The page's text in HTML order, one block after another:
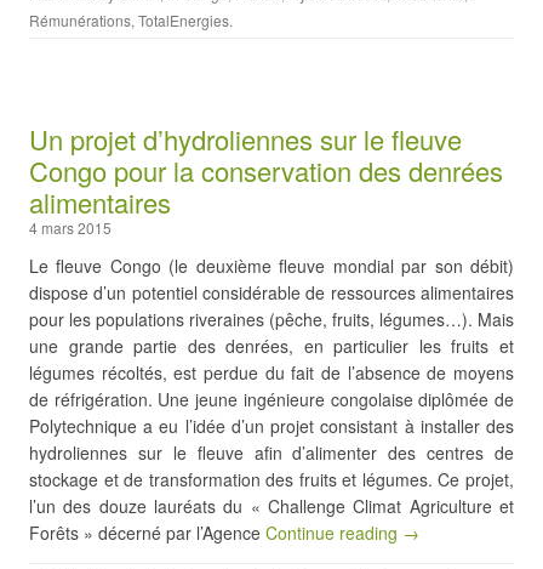
Rémunérations, TotalEnergies.
Un projet d’hydroliennes sur le fleuve
Congo pour la conservation des denrées
alimentaires
4 mars 2015
Le fleuve Congo (le deuxième fleuve mondial par son débit)
dispose d’un potentiel considérable de ressources alimentaires
pour les populations riveraines (pêche, fruits, légumes…). Mais
une grande partie des denrées, en particulier les fruits et
légumes récoltés, est perdue du fait de l’absence de moyens
de réfrigération. Une jeune ingénieure congolaise diplômée de
Polytechnique a eu l’idée d’un projet consistant à installer des
hydroliennes sur le fleuve afin d’alimenter des centres de
stockage et de transformation des fruits et légumes. Ce projet,
l’un des douze lauréats du « Challenge Climat Agriculture et
Forêts » décerné par l’Agence Continue reading →